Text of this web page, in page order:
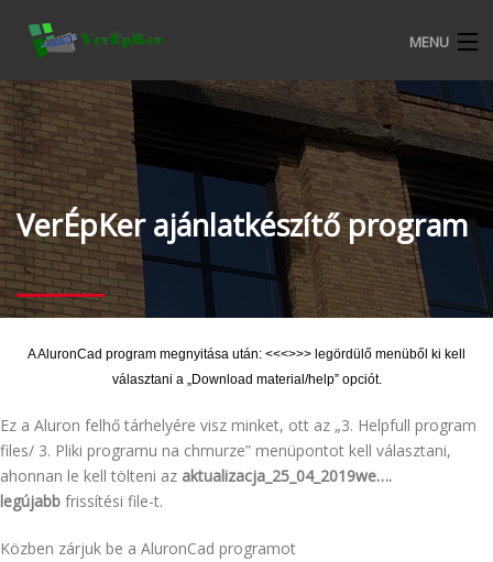
MENU
KEZDŐOLDAL
BEMUTATKOZÁS
ALURON NYÍLÁSZÁRÓ RENDSZEREK
CKM MŰANYAG NYÍLÁSZÁRÓ RENDSZEREK
TERMÉKEKRŐL
VERÉPKER REFERENCIÁK
ALURON SA KERESKEDELMI FELTÉTELEK
KATALÓGUSOK
VerÉpKer ajánlatkészítő program
A AluronCad program megnyitása után: <<<>>> legördülő menüből ki kell
választani a „Download material/help” opciót.
Ez a Aluron felhő tárhelyére visz minket, ott az „3. Helpfull program
files/ 3. Pliki programu na chmurze” menüpontot kell választani,
ahonnan le kell tölteni az aktualizacja_25_04_2019we….
legújabb frissítési file-t.
Közben zárjuk be a AluronCad programot